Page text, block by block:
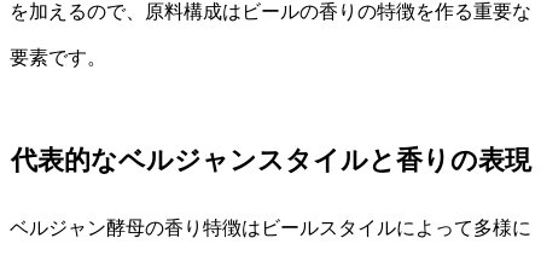
を加えるので、原料構成はビールの香りの特徴を作る重要な
要素です。
代表的なベルジャンスタイルと香りの表現
ベルジャン酵母の香り特徴はビールスタイルによって多様に